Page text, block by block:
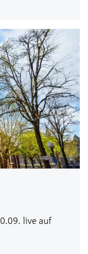
live auf